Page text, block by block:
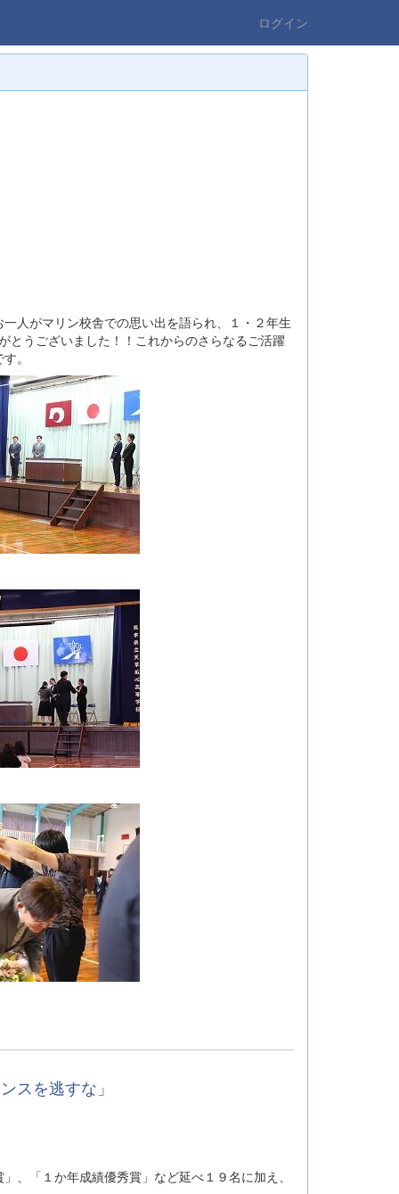
ログイン
人がマリン校舎での思い出を語られ、１・２年生
とうございました！！これからのさらなるご活躍
。
スを逃すな」
、「１か年成績優秀賞」など延べ１９名に加え、